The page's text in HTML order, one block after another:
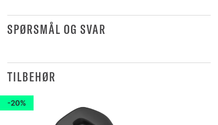
SPØRSMÅL OG SVAR
TILBEHØR
20%